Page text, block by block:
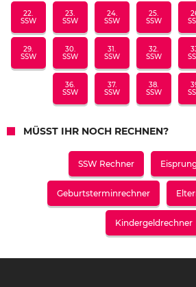
22.
SSW
23.
SSW
24.
SSW
25.
SSW
29.
SSW
30.
SSW
31.
SSW
32.
SSW
36.
SSW
37.
SSW
38.
SSW
MÜSST IHR NOCH RECHNEN?
SSW Rechner
Geburtsterminrechner
Kindergeldrechner